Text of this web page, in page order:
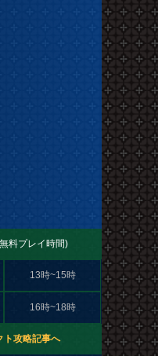
料プレイ時間)
13時~15時
16時~18時
ト攻略記事へ